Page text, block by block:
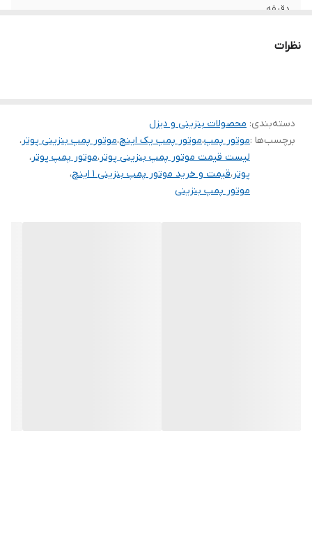
دقیقه
ساخت کشور
نوع موتور دو زمانه
نظرات
دسته‌بندی: محصولات بنزینی و دیزل
برچسب‌ها :موتور پمپ،موتور پمپ یک اینچ،موتور پمپ بنزینی پوتر،
لیست قیمت موتور پمپ بنزینی پوتر،موتور پمپ پوتر،
پوتر،قیمت و خرید موتور پمپ بنزینی 1 اینچ
،
موتور پمپ بنزینی